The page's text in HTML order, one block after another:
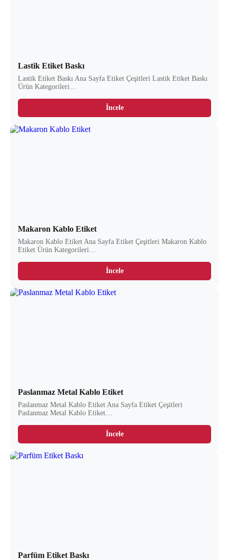
Lastik Etiket Baskı
Lastik Etiket Baskı Ana Sayfa Etiket Çeşitleri Lastik Etiket Baskı
Ürün Kategorileri…
İncele
Makaron Kablo Etiket
Makaron Kablo Etiket Ana Sayfa Etiket Çeşitleri Makaron Kablo
Etiket Ürün Kategorileri…
İncele
Paslanmaz Metal Kablo Etiket
Paslanmaz Metal Kablo Etiket Ana Sayfa Etiket Çeşitleri
Paslanmaz Metal Kablo Etiket…
İncele
Parfüm Etiket Baskı